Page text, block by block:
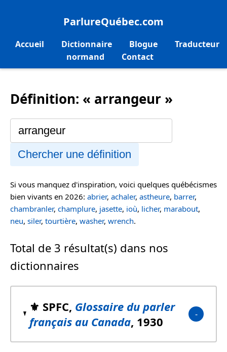
ParlureQuébec.com
Accueil Dictionnaire Blogue
Traducteur
normand
Contact
Définition: « arrangeur »
Chercher une définition
Si vous manquez d'inspiration, voici quelques québécismes
bien vivants en 2026: abrier, achaler, astheure, barrer,
chambranler, champlure, jasette, ioù, licher, marabout,
neu, siler, tourtière, washer, wrench.
Total de 3 résultat(s) dans nos
dictionnaires
⚜️ SPFC, Glossaire du parler
français au Canada, 1930